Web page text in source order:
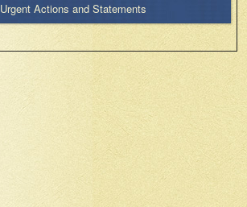
Urgent Actions and Statements